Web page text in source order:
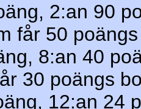
2:an 90
får 50
8:an 40
30 poängs
12:an 24